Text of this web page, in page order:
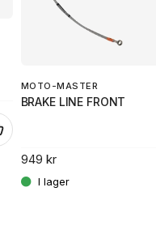
MOTO-MASTER
BRAKE LINE FRONT
949 kr